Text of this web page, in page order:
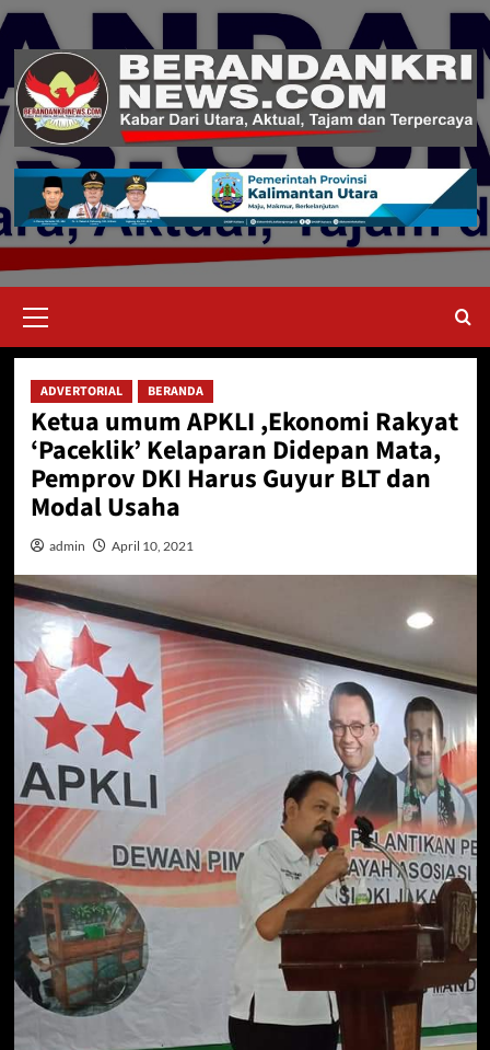
Skip
content
Menu
ADVERTORIAL BERANDA
Ketua umum APKLI ,Ekonomi Rakyat
‘Paceklik’ Kelaparan Didepan Mata,
Pemprov DKI Harus Guyur BLT dan
Modal Usaha
admin April 10, 2021